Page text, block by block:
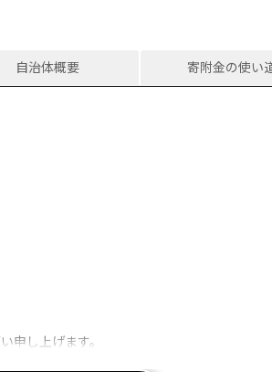
自治体概要 寄附金の使い
申し上げます。